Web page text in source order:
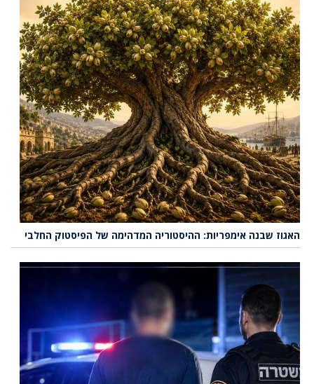
האגוז שבנה אימפריות: ההיסטוריה המדהימה של הפיסטוק החלבי